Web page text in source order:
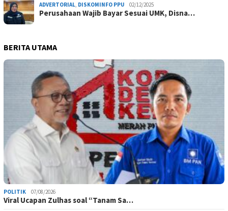
ADVERTORIAL DISKOMINFO PPU 02/12/2025
Perusahaan Wajib Bayar Sesuai UMK, Disna…
BERITA UTAMA
POLITIK 07/08/2026
Viral Ucapan Zulhas soal “Tanam Sa…